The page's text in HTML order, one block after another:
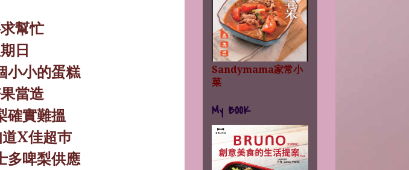
幫忙
日
小小的蛋糕
當造
確實難搵
X佳超巿
多啤梨供應
Sandymama家常小
菜
My BOOK